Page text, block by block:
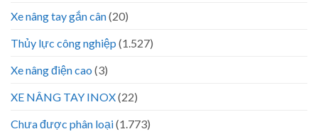
Xe nâng tay gắn cân(20)
Thủy lực công nghiệp (1.527)
Xe nâng điện cao (3)
XE NÂNG TAY INOX(22)
Chưa được phân loại(1.773)